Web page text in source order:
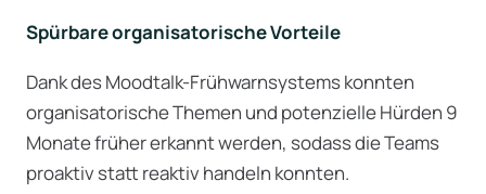
Spürbare organisatorische Vorteile
Dank des Moodtalk-Frühwarnsystems konnten
organisatorische Themen und potenzielle Hürden 9
Monate früher erkannt werden, sodass die Teams
proaktiv statt reaktiv handeln konnten.